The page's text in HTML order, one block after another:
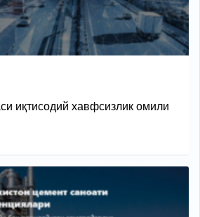
иқтисодий хавфсизлик омили